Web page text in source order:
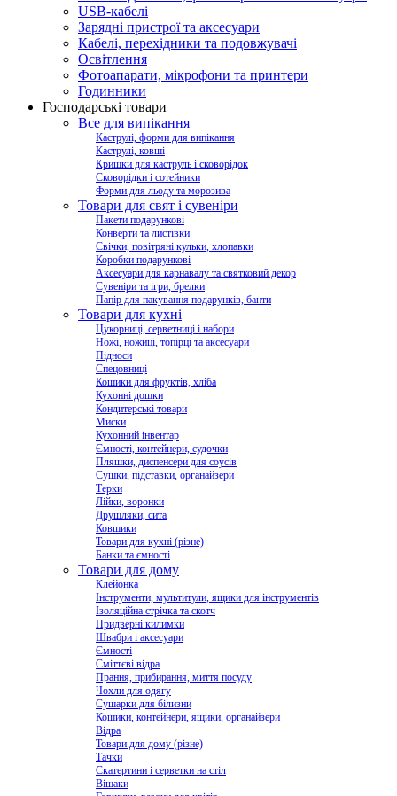
USB-кабелі
Зарядні пристрої та аксесуари
Кабелі, перехідники та подовжувачі
Освітлення
Фотоапарати, мікрофони та принтери
Годинники
Господарські товари
Все для випікання
Каструлі, форми для випікання
Каструлі, ковші
Кришки для каструль і сковорідок
Сковорідки і сотейники
Форми для льоду та морозива
Товари для свят і сувеніри
Пакети подарункові
Конверти та листівки
Свічки, повітряні кульки, хлопавки
Коробки подарункові
Аксесуари для карнавалу та святковий декор
Сувеніри та ігри, брелки
Папір для пакування подарунків, банти
Товари для кухні
Цукорниці, серветниці і набори
Ножі, ножиці, топірці та аксесуари
Підноси
Спецовниці
Кошики для фруктів, хліба
Кухонні дошки
Кондитерські товари
Миски
Кухонний інвентар
Ємності, контейнери, судочки
Пляшки, диспенсери для соусів
Сушки, підставки, органайзери
Терки
Лійки, воронки
Друшляки, сита
Ковшики
Товари для кухні (різне)
Банки та ємності
Товари для дому
Клейонка
Інструменти, мультитули, ящики для інструментів
Ізоляційна стрічка та скотч
Придверні килимки
Швабри і аксесуари
Ємності
Сміттєві відра
Прання, прибирання, миття посуду
Чохли для одягу
Сушарки для білизни
Кошики, контейнери, ящики, органайзери
Відра
Товари для дому (різне)
Тачки
Скатертини і серветки на стіл
Вішаки